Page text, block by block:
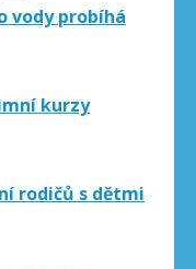
vody probíhá
kurzy
rodičů s dětmi